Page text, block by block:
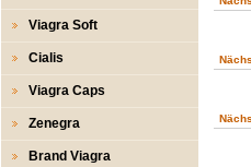
Viagra Soft
Cialis
Viagra Caps
Zenegra
Brand Viagra